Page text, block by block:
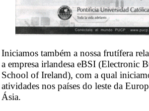
Iniciamos também a nossa frutífera
a empresa irlandesa eBSI (Electronic
School of Ireland), com a qual
atividades nos países do leste da
Ásia.